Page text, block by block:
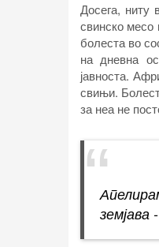
Досега, ниту
свинско месо
болеста во
на дневна
јавноста.
свињи.
за неа не
земјава